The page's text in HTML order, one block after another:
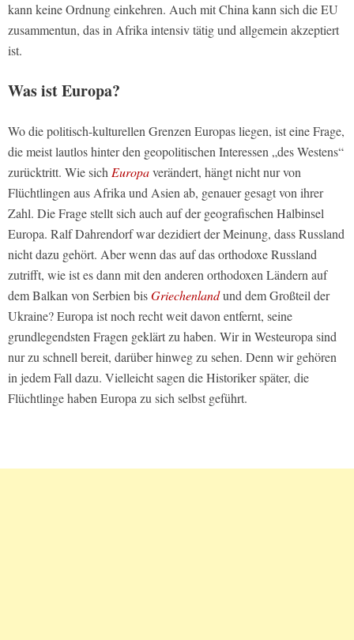
kann keine Ordnung einkehren. Auch mit China kann sich die EU
zusammentun, das in Afrika intensiv tätig und allgemein akzeptiert
ist.
Was ist Europa?
Wo die politisch-kulturellen Grenzen Europas liegen, ist eine Frage,
die meist lautlos hinter den geopolitischen Interessen „des Westens“
zurücktritt. Wie sich Europaverändert, hängt nicht nur von
Flüchtlingen aus Afrika und Asien ab, genauer gesagt von ihrer
Zahl. Die Frage stellt sich auch auf der geografischen Halbinsel
Europa. Ralf Dahrendorf war dezidiert der Meinung, dass Russland
nicht dazu gehört. Aber wenn das auf das orthodoxe Russland
zutrifft, wie ist es dann mit den anderen orthodoxen Ländern auf
dem Balkan von Serbien bisGriechenlandund dem Großteil der
Ukraine? Europa ist noch recht weit davon entfernt, seine
grundlegendsten Fragen geklärt zu haben. Wir in Westeuropa sind
nur zu schnell bereit, darüber hinweg zu sehen. Denn wir gehören
in jedem Fall dazu. Vielleicht sagen die Historiker später, die
Flüchtlinge haben Europa zu sich selbst geführt.